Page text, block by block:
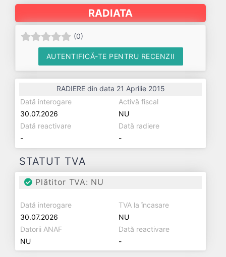
RADIATA
(0)
AUTENTIFICĂ-TE PENTRU RECENZII
RADIERE din data 21 Aprilie 2015
Dată interogare
30.07.2026
Activă fiscal
NU
Dată reactivare
-
Dată radiere
-
STATUT TVA
Plătitor TVA: NU
Dată interogare
30.07.2026
TVA la încasare
NU
Datorii ANAF
NU
Dată reactivare
-